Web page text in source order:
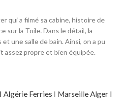
qui a filmé sa cabine, histoire de
sur la Toile. Dans le détail, la
une salle de bain. Ainsi, on a pu
assez propre et bien équipée.
Algérie Ferries I Marseille Alger I